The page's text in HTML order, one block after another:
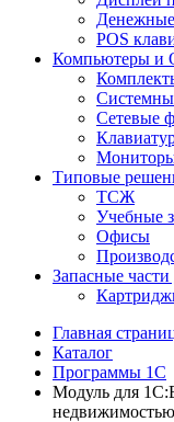
POS
Компьютеры и
Сетевые
Типовые
ТСЖ
Учебные
Офисы
Запасные
Главная
Каталог
Программы 1С
Модуль для
недвижимостью